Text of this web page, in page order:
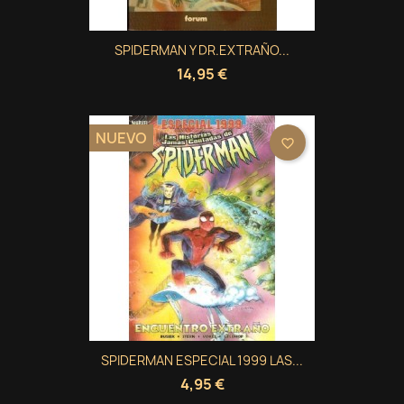
SPIDERMAN Y DR.EXTRAÑO...
14,95 €
SPIDERMAN ESPECIAL 1999 LAS...
4,95 €
NUEVO favorite_border